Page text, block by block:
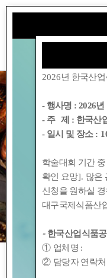
2026년 한국산
- 행사명 : 2026
- 주 제 : 한국산
- 일시 및 장소 :
학술대회 기간 중
확인 요망]. 많은
신청을 원하실 경
대구국제식품산
- 한국산업식품
① 업체명 :
② 담당자 연락처